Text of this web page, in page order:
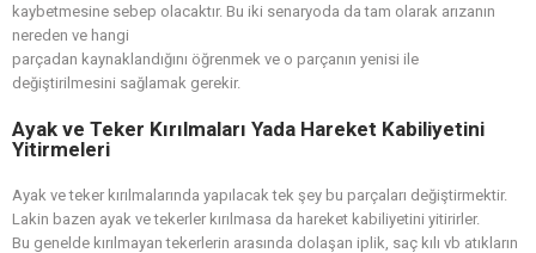
kaybetmesine sebep olacaktır. Bu iki senaryoda da tam olarak arızanın
nereden ve hangi
parçadan kaynaklandığını öğrenmek ve o parçanın yenisi ile
değiştirilmesini sağlamak gerekir.
Ayak ve Teker Kırılmaları Yada Hareket Kabiliyetini
Yitirmeleri
Ayak ve teker kırılmalarında yapılacak tek şey bu parçaları değiştirmektir.
Lakin bazen ayak ve tekerler kırılmasa da hareket kabiliyetini yitirirler.
Bu genelde kırılmayan tekerlerin arasında dolaşan iplik, saç kılı vb atıkların